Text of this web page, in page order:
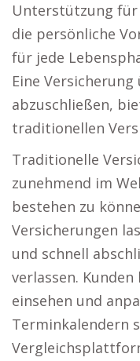
Unterstützung für
die persönliche
für jede
Eine
abzuschließen,
traditionellen
Traditionelle
zunehmend im
bestehen zu
Versicherungen
und schnell
verlassen.
einsehen und
Terminkalendern